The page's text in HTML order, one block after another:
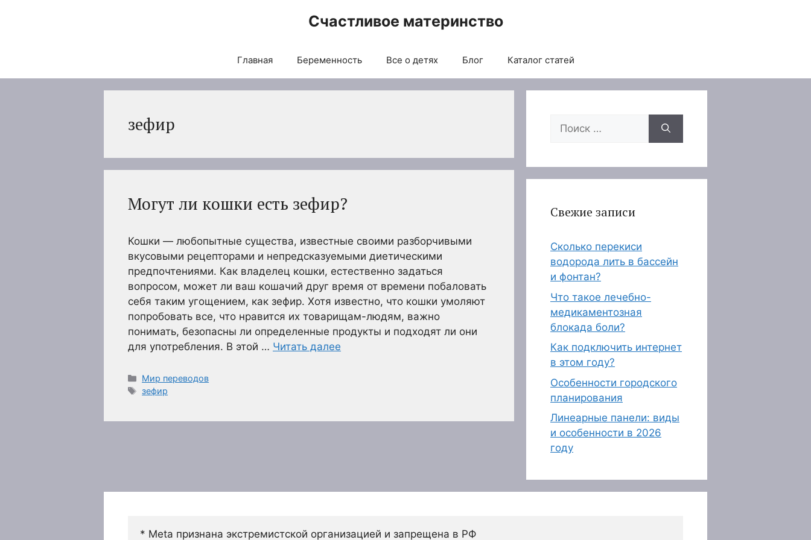
Счастливое материнство
Главная Беременность Все о детях Блог Каталог статей
зефир
Могут ли кошки есть зефир?
Кошки — любопытные существа, известные своими разборчивыми
вкусовыми рецепторами и непредсказуемыми диетическими
предпочтениями. Как владелец кошки, естественно задаться
вопросом, может ли ваш кошачий друг время от времени побаловать
себя таким угощением, как зефир. Хотя известно, что кошки умоляют
попробовать все, что нравится их товарищам-людям, важно
понимать, безопасны ли определенные продукты и подходят ли они
для употребления. В этой … Читать далее
Рубрики
Мир переводов
Метки
зефир
Поиск:
Свежие записи
Сколько перекиси
водорода лить в бассейн
и фонтан?
Что такое лечебно-
медикаментозная
блокада боли?
Как подключить интернет
в этом году?
Особенности городского
планирования
Линеарные панели: виды
и особенности в 2026
году
* Meta признана экстремистской организацией и запрещена в РФ